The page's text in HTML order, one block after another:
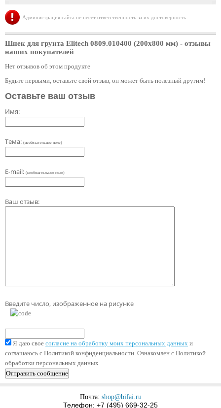
Администрация сайта не несет ответственность за их достоверность.
Шнек для грунта Еlitech 0809.010400 (200х800 мм) - отзывы
наших покупателей
Нет отзывов об этом продукте
Будьте первыми, оставьте свой отзыв, он может быть полезный другим!
Оставьте ваш отзыв
Имя:
Тема: (необязательное поле)
E-mail: (необязательное поле)
Ваш отзыв:
Введите число, изображенное на рисунке
Я даю свое согласие на обработку моих персональных данных и
соглашаюсь с Политикой конфиденциальности. Ознакомлен с Политикой
обработки персональных данных
Почта: shop@bifai.ru
Телефон: +7 (495) 669-32-25